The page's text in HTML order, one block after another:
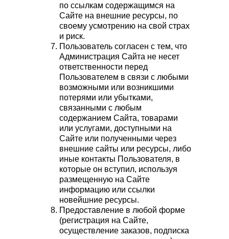
по ссылкам содержащимся на
Сайте на внешние ресурсы, по
своему усмотрению на свой страх
и риск.
Пользователь согласен с тем, что
Администрация Сайта не несет
ответственности перед
Пользователем в связи с любыми
возможными или возникшими
потерями или убытками,
связанными с любым
содержанием Сайта, товарами
или услугами, доступными на
Сайте или полученными через
внешние сайты или ресурсы, либо
иные контакты Пользователя, в
которые он вступил, используя
размещенную на Сайте
информацию или ссылки
новейшние ресурсы.
Предоставление в любой форме
(регистрация на Сайте,
осуществление заказов, подписка